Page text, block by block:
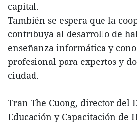
capital.
También se espera que la
contribuya al desarrollo de
enseñanza informática y
profesional para expertos y
ciudad.
Tran The Cuong, director del
Educación y Capacitación de